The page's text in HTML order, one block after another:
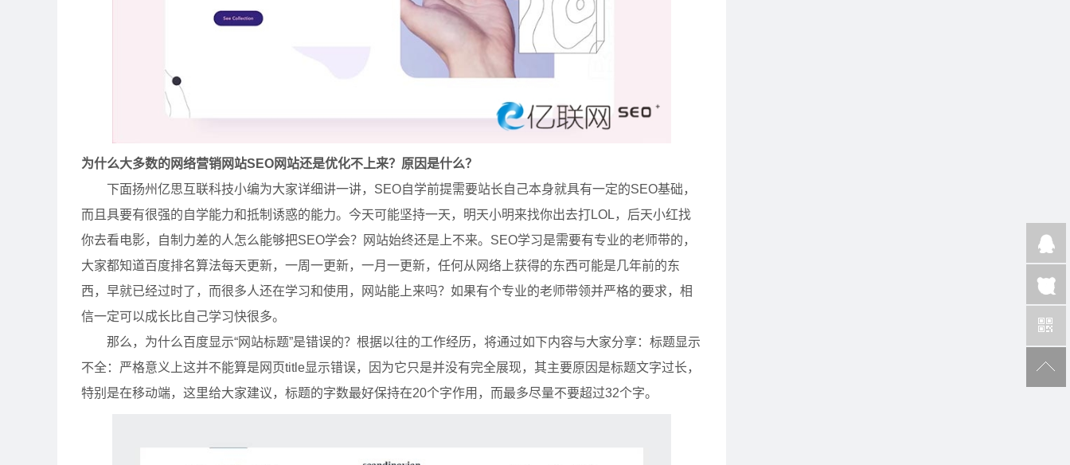
为什么大多数的网络营销网站SEO网站还是优化不上来？原因是什么？
下面扬州亿思互联科技小编为大家详细讲一讲，SEO自学前提需要站长自己本身就具有一定的SEO基础，
而且具要有很强的自学能力和抵制诱惑的能力。今天可能坚持一天，明天小明来找你出去打LOL，后天小红找
你去看电影，自制力差的人怎么能够把SEO学会？网站始终还是上不来。SEO学习是需要有专业的老师带的，
大家都知道百度排名算法每天更新，一周一更新，一月一更新，任何从网络上获得的东西可能是几年前的东
西，早就已经过时了，而很多人还在学习和使用，网站能上来吗？如果有个专业的老师带领并严格的要求，相
信一定可以成长比自己学习快很多。
那么，为什么百度显示“网站标题”是错误的？根据以往的工作经历，将通过如下内容与大家分享：标题显示
不全：严格意义上这并不能算是网页title显示错误，因为它只是并没有完全展现，其主要原因是标题文字过长，
特别是在移动端，这里给大家建议，标题的字数最好保持在20个字作用，而最多尽量不要超过32个字。